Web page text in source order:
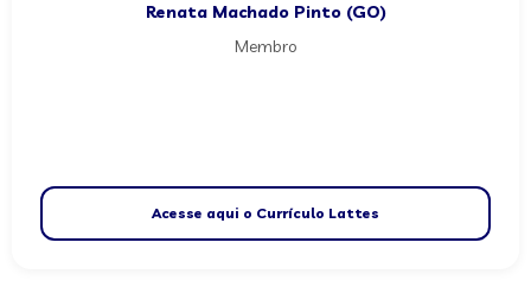
Renata Machado Pinto (GO)
Membro
Acesse aqui o Currículo Lattes